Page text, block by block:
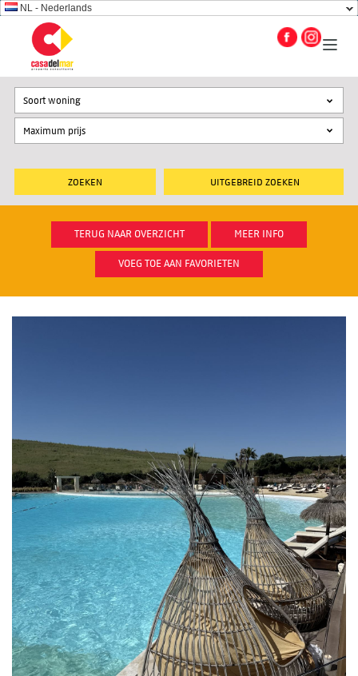
NL - Nederlands
UITGEBREID ZOEKEN
Soort woning
TERUG NAAR OVERZICHT MEER INFO
VOEG TOE AAN FAVORIETEN